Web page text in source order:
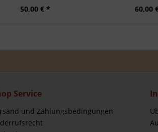
50,00 € * 60,00
Service
und Zahlungsbedingungen